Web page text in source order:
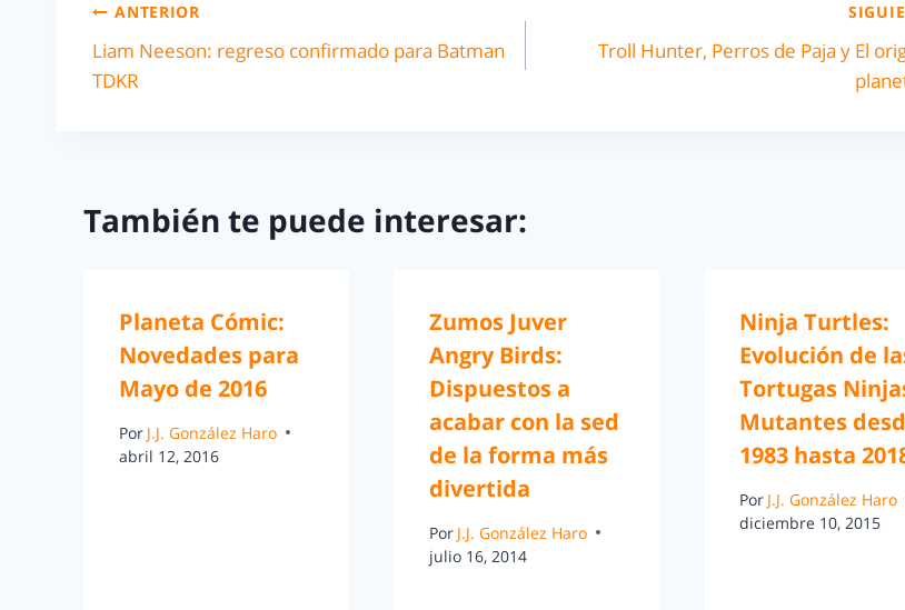
ANTERIOR
Liam Neeson: regreso confirmado para Batman
TDKR
Troll Hunter, Perros de Paja y El
También te puede interesar:
Planeta Cómic:
Novedades para
Mayo de 2016
Por J.J. González Haro
abril 12, 2016
Zumos Juver
Angry Birds:
Dispuestos a
acabar con la sed
de la forma más
divertida
Por J.J. González Haro
julio 16, 2014
Ninja Turtles:
Evolución de
Tortugas
Mutantes
1983 hasta
Por J.J. González Haro
diciembre 10, 2015